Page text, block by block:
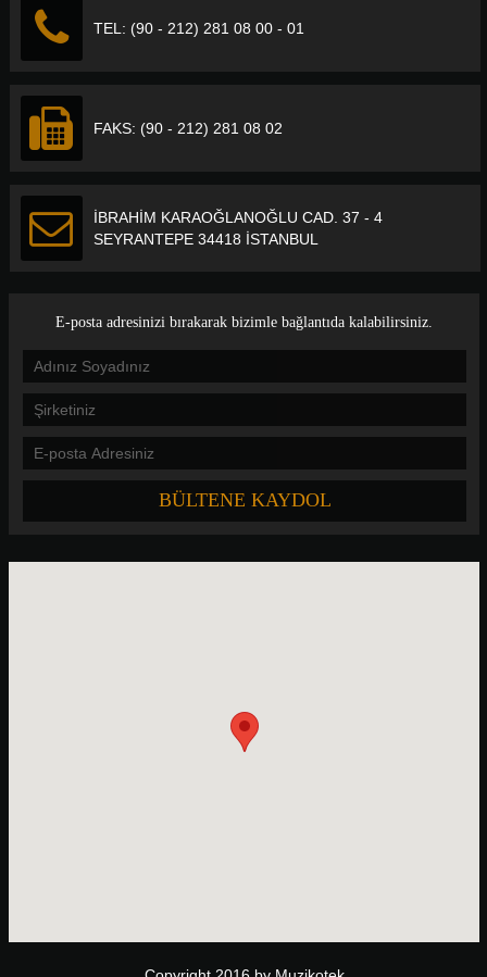
TEL: (90 - 212) 281 08 00 - 01
FAKS: (90 - 212) 281 08 02
İBRAHİM KARAOĞLANOĞLU CAD. 37 - 4
SEYRANTEPE 34418 İSTANBUL
E-posta adresinizi bırakarak bizimle bağlantıda kalabilirsiniz.